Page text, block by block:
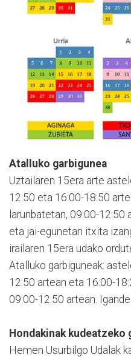
Atalluko garbigunea
Uztailaren 15era arte
12:50 eta 16:00-18:50
larunbatetan, 09:00-12:50
eta jai-egunetan itxita
irailaren 15era udako
Atalluko garbiguneak:
12:50 artean eta 16:00-
09:00-12:50 artean.
Hondakinak kudeatzeko
Hemen Usurbilgo Udalak